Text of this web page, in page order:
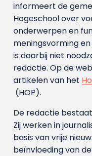
informeert de
Hogeschool over
onderwerpen en
meningsvorming
is daarbij niet
redactie. Op de
artikelen van het
(HOP).
De redactie
Zij werken in
basis van vrije
beïnvloeding van